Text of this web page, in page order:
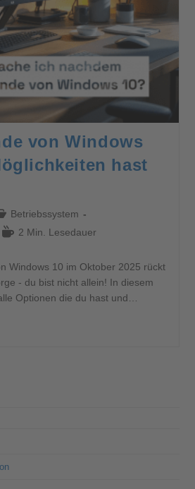
von Windows
hast
Betriebssystem
2 Min. Lesedauer
Windows 10 im Oktober 2025 rückt
- du bist nicht allein! In diesem
Optionen die du hast und…